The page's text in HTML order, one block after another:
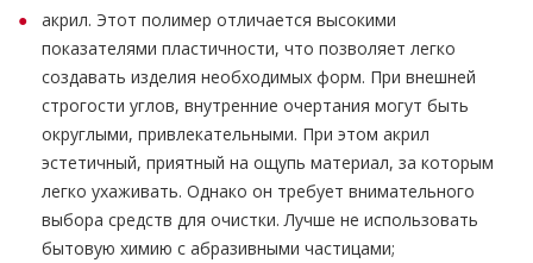
акрил. Этот полимер отличается высокими
показателями пластичности, что позволяет легко
создавать изделия необходимых форм. При внешней
строгости углов, внутренние очертания могут быть
округлыми, привлекательными. При этом акрил
эстетичный, приятный на ощупь материал, за которым
легко ухаживать. Однако он требует внимательного
выбора средств для очистки. Лучше не использовать
бытовую химию с абразивными частицами;